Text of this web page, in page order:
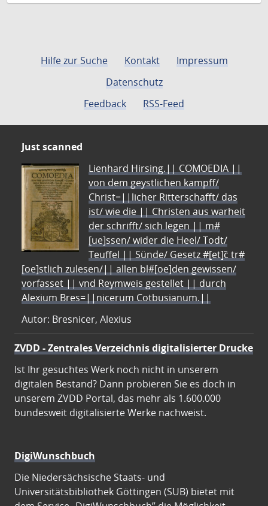
Hilfe zur Suche Kontakt
Impressum
Datenschutz
Feedback
RSS-Feed
Just scanned
Lienhard Hirsing.|| COMOEDIA ||
von dem geystlichen kampff/
Christ=||licher Ritterschafft/ das
ist/ wie die || Christen aus warheit
der schrifft/ sich legen || m#
[ue]ssen/ wider die Heel/ Todt/
Teuffel || Sünde/ Gesetz #[et]c̃ tr#
[oe]stlich zulesen/|| allen bl#[oe]den gewissen/
vorfasset || vnd Reymweis gestellet || durch
Alexium Bres=||nicerum Cotbusianum.||
Autor: Bresnicer, Alexius
ZVDD - Zentrales Verzeichnis digitalisierter Drucke
Ist Ihr gesuchtes Werk noch nicht in unserem
digitalen Bestand? Dann probieren Sie es doch in
unserem ZVDD Portal, das mehr als 1.600.000
bundesweit digitalisierte Werke nachweist.
DigiWunschbuch
Die Niedersächsische Staats- und
Universitätsbibliothek Göttingen (SUB) bietet mit